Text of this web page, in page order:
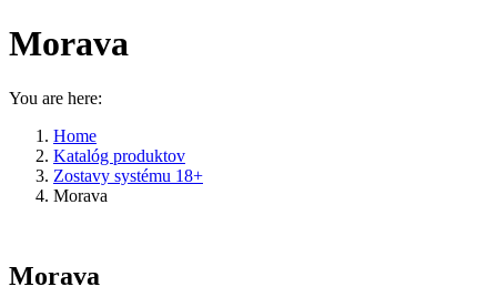
Morava
You are here:
Home
Katalóg produktov
Zostavy systému 18+
Morava
Morava